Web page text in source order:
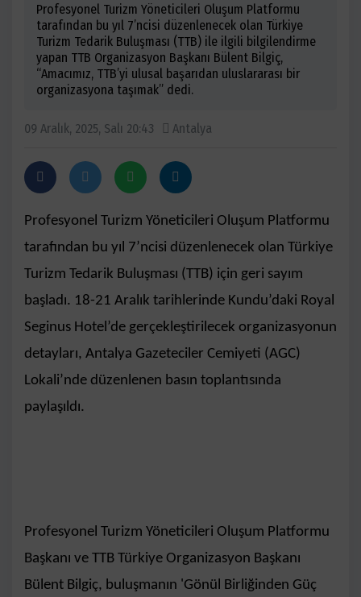
Profesyonel Turizm Yöneticileri Oluşum Platformu
tarafından bu yıl 7’ncisi düzenlenecek olan Türkiye
Turizm Tedarik Buluşması (TTB) ile ilgili bilgilendirme
yapan TTB Organizasyon Başkanı Bülent Bilgiç,
“Amacımız, TTB’yi ulusal başarıdan uluslararası bir
organizasyona taşımak” dedi.
09 Aralık, 2025, Salı 20:43 Antalya
Profesyonel Turizm Yöneticileri Oluşum Platformu
tarafından bu yıl 7’ncisi düzenlenecek olan Türkiye
Turizm Tedarik Buluşması (TTB) için geri sayım
başladı. 18-21 Aralık tarihlerinde Kundu’daki Royal
Seginus Hotel’de gerçekleştirilecek organizasyonun
detayları, Antalya Gazeteciler Cemiyeti (AGC)
Lokali’nde düzenlenen basın toplantısında
paylaşıldı.
Profesyonel Turizm Yöneticileri Oluşum Platformu
Başkanı ve TTB Türkiye Organizasyon Başkanı
Bülent Bilgiç, buluşmanın 'Gönül Birliğinden Güç